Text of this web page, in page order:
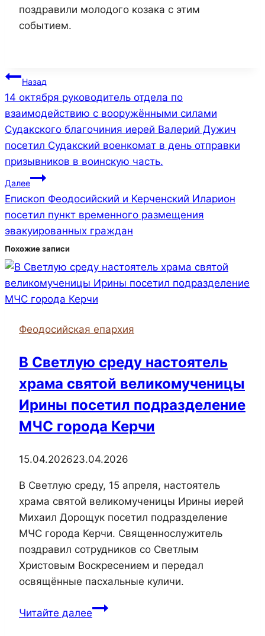
поздравили молодого козака с этим
событием.
Навигация
по
записям
Назад
14 октября руководитель отдела по
взаимодействию с вооружёнными силами
Судакского благочиния иерей Валерий Дужич
посетил Судакский военкомат в день отправки
призывников в воинскую часть.
Далее
Епископ Феодосийский и Керченский Иларион
посетил пункт временного размещения
эвакуированных граждан
Похожие записи
Феодосийская епархия
В Светлую cреду настоятель
храма святой великомученицы
Ирины посетил подразделение
МЧС города Керчи
15.04.202623.04.2026
В Светлую cреду, 15 апреля, настоятель
храма святой великомученицы Ирины иерей
Михаил Дорощук посетил подразделение
МЧС города Керчи. Священнослужитель
поздравил сотрудников со Светлым
Христовым Воскресением и передал
освящённые пасхальные куличи.
Читайте далееВ